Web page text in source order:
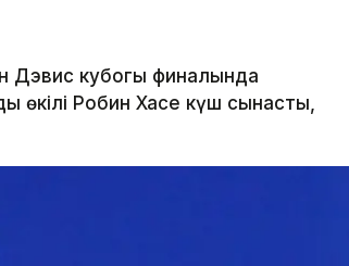
Дэвис кубогы финалында
өкілі Робин Хасе күш сынасты,